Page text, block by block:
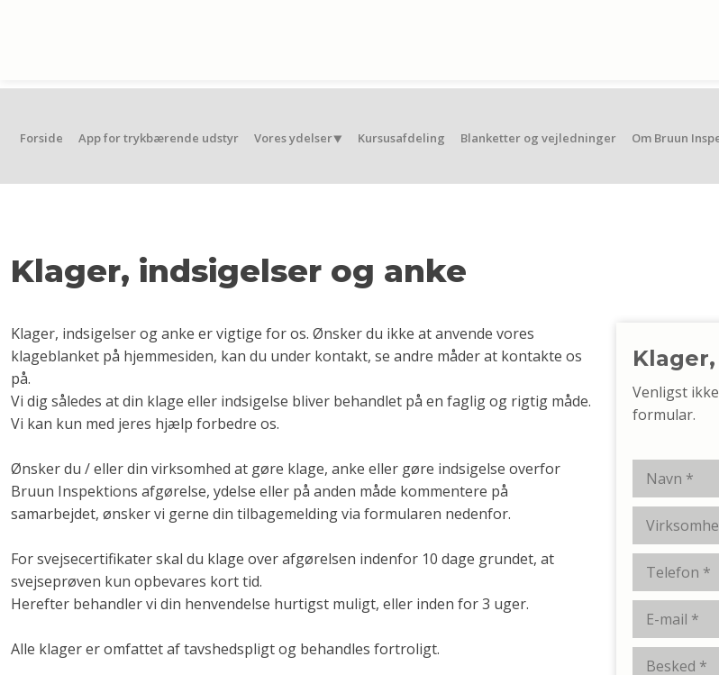
Forside App for trykbærende udstyr Vores ydelser⯆ Kursusafdeling Blanketter og vejledninger Om Bruun
Klager, indsigelser og anke
Klager, indsigelser og anke er vigtige for os. Ønsker du ikke at anvende vores
klageblanket på hjemmesiden, kan du under kontakt, se andre måder at kontakte os
på.
Vi dig således at din klage eller indsigelse bliver behandlet på en faglig og rigtig måde.
Vi kan kun med jeres hjælp forbedre os.
​Ønsker du / eller din virksomhed at gøre klage, anke eller gøre indsigelse overfor
Bruun Inspektions afgørelse, ydelse eller på anden måde kommentere på
samarbejdet, ønsker vi gerne din tilbagemelding via formularen nedenfor.
For svejsecertifikater skal du klage over afgørelsen indenfor 10 dage grundet, at
svejseprøven kun opbevares kort tid.
Herefter behandler vi din henvendelse hurtigst muligt, eller inden for 3 uger.
Alle klager er omfattet af tavshedspligt og behandles fortroligt.
Venligst
formular.